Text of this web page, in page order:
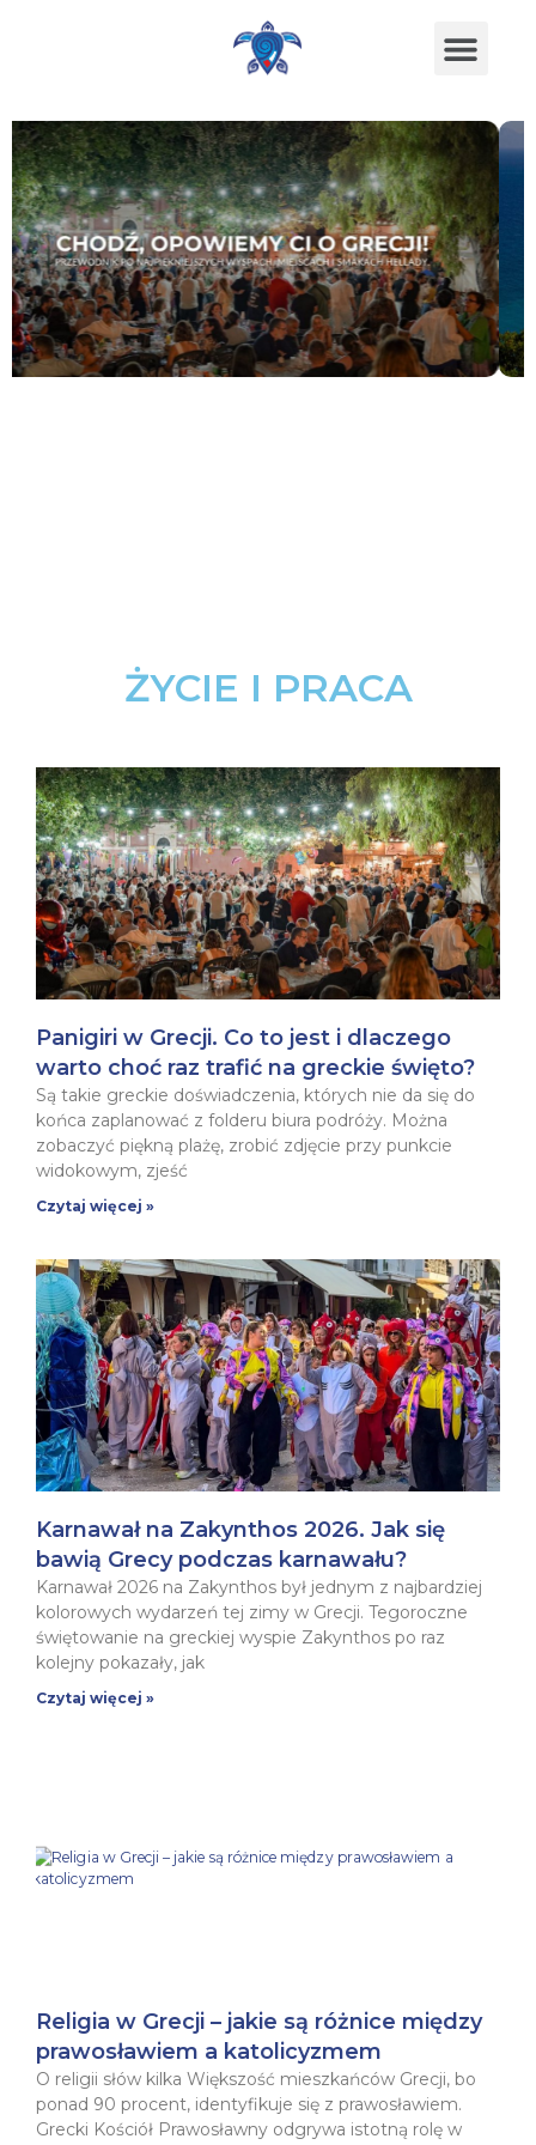
ŻYCIE I PRACA
Panigiri w Grecji. Co to jest i dlaczego
warto choć raz trafić na greckie święto?
Są takie greckie doświadczenia, których nie da się do
końca zaplanować z folderu biura podróży. Można
zobaczyć piękną plażę, zrobić zdjęcie przy punkcie
widokowym, zjeść
Czytaj więcej »
Karnawał na Zakynthos 2026. Jak się
bawią Grecy podczas karnawału?
Karnawał 2026 na Zakynthos był jednym z najbardziej
kolorowych wydarzeń tej zimy w Grecji. Tegoroczne
świętowanie na greckiej wyspie Zakynthos po raz
kolejny pokazały, jak
Czytaj więcej »
Religia w Grecji – jakie są różnice między
prawosławiem a katolicyzmem
O religii słów kilka Większość mieszkańców Grecji, bo
ponad 90 procent, identyfikuje się z prawosławiem.
Grecki Kościół Prawosławny odgrywa istotną rolę w